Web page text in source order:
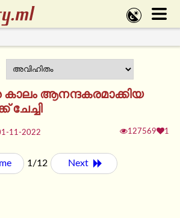
കാലം ആനന്ദകരമാക്കിയ
11-2022 127569 1
1/12 Next